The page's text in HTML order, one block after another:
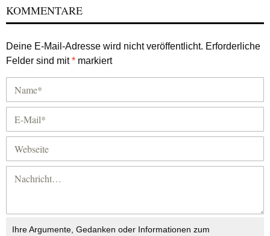
KOMMENTARE
Deine E-Mail-Adresse wird nicht veröffentlicht. Erforderliche
Felder sind mit* markiert
Ihre Argumente, Gedanken oder Informationen zum